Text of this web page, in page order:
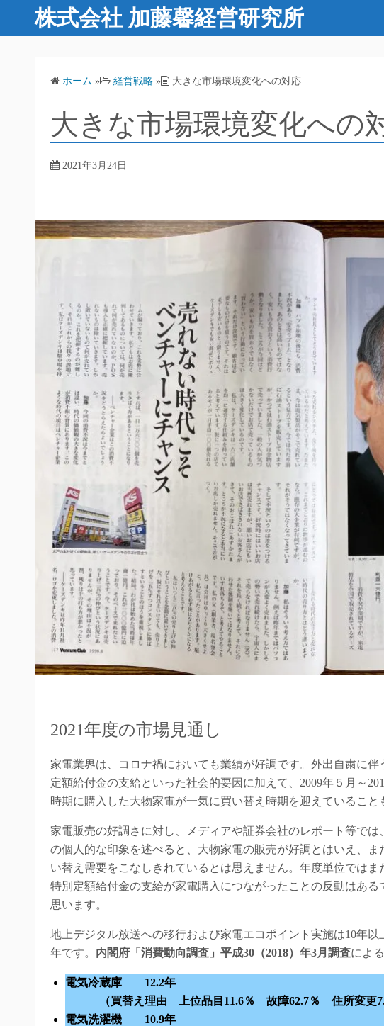
株式会社 加藤馨経営研究所
ホーム » 経営戦略 » 大きな市場環境変化への対応
大きな市場環境変化への
2021年3月24日
2021年度の市場見通し
家電業界は、コロナ禍においても業績が好調です。外出自粛に伴
定額給付金の支給といった社会的要因に加えて、2009年５月～
時期に購入した大物家電が一気に買い替え時期を迎えていること
家電販売の好調さに対し、メディアや証券会社のレポート等で
の個人的な印象を述べると、大物家電の販売が好調とはいえ、
い替え需要をこなしきれているとは思えません。年度単位では
特別定額給付金の支給が家電購入につながったことの反動はあ
思います。
地上デジタル放送への移行および家電エコポイント実施は10年
年です。 内閣府「消費動向調査」平成30（2018）年3月調査によ
電気冷蔵庫 12.2年
（買替え理由 上位品目11.6％ 故障62.7％ 住所変更
電気洗濯機 10.9年